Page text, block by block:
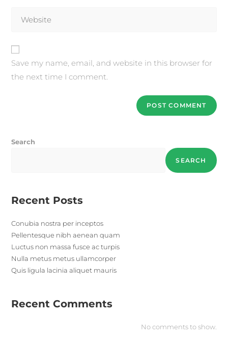
Save my name, email, and website in this browser for
the next time I comment.
Search
SEARCH
Recent Posts
Conubia nostra per inceptos
Pellentesque nibh aenean quam
Luctus non massa fusce ac turpis
Nulla metus metus ullamcorper
Quis ligula lacinia aliquet mauris
Recent Comments
No comments to show.